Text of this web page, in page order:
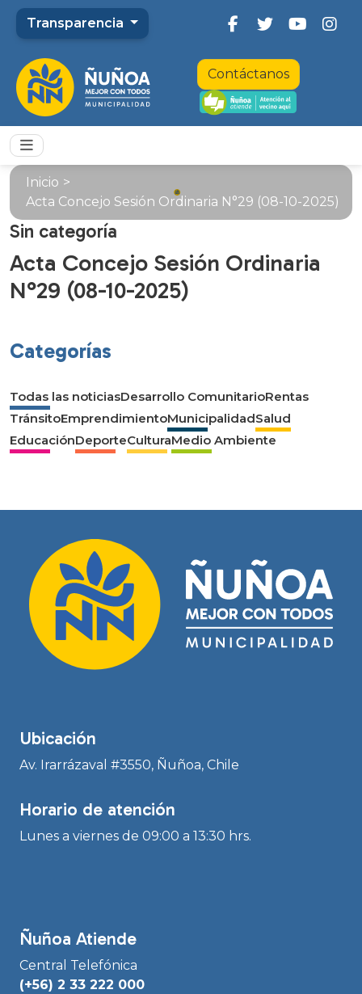
Transparencia
Contáctanos
Inicio >
Acta Concejo Sesión Ordinaria N°29 (08-10-2025)
Sin categoría
Acta Concejo Sesión Ordinaria
N°29 (08-10-2025)
Categorías
Todas las noticiasDesarrollo ComunitarioRentas
TránsitoEmprendimientoMunicipalidadSalud
EducaciónDeporteCulturaMedio Ambiente
Ubicación
Av. Irarrázaval #3550, Ñuñoa, Chile
Horario de atención
Lunes a viernes de 09:00 a 13:30 hrs.
Ñuñoa Atiende
Central Telefónica
(+56) 2 33 222 000